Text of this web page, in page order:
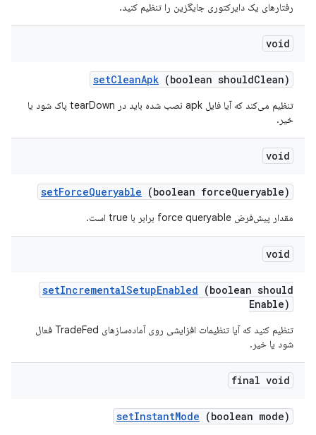
رفتارهای یک دایرکتوری جایگزین را تنظیم کنید.
void
setCleanApk (boolean shouldClean)
تنظیم می‌کند که آیا فایل apk نصب شده باید در tearDown پاک شود یا
خیر.
void
setForceQueryable (boolean forceQueryable)
مقدار پیش‌فرض force queryable برابر با true است.
void
setIncrementalSetupEnabled (boolean should
Enable)
تنظیم کنید که آیا تنظیمات افزایشی روی آماده‌سازهای TradeFed فعال
شود یا خیر.
final void
setInstantMode (boolean mode)